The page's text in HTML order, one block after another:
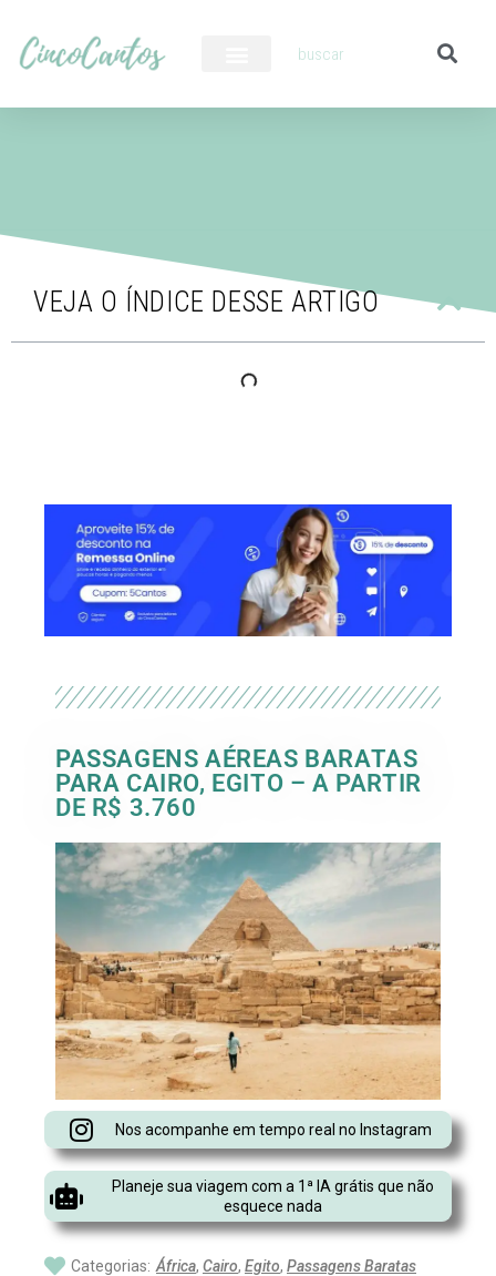
VEJA O ÍNDICE DESSE ARTIGO
PASSAGENS AÉREAS BARATAS
PARA CAIRO, EGITO – A PARTIR
DE R$ 3.760
Nos acompanhe em tempo real no Instagram
Planeje sua viagem com a 1ª IA grátis que não
esquece nada
Categorias: África, Cairo, Egito, Passagens Baratas